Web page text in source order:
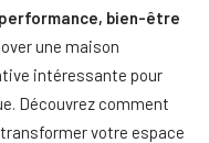
performance, bien-être
une maison
intéressante pour
Découvrez comment
votre espace